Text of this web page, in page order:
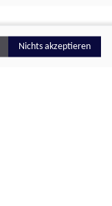
Nichts akzeptieren